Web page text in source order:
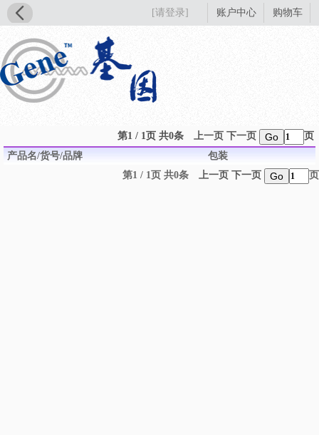
[请登录] 账户中心 购物车
第1 / 1页 共0条 上一页 下一页 Go
页
产品名/货号/品牌
包装
第1 / 1页 共0条
上一页 下一页 Go 页